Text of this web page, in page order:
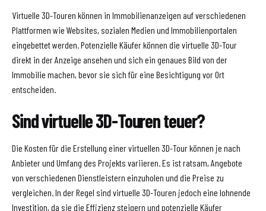
Virtuelle 3D-Touren können in Immobilienanzeigen auf verschiedenen
Plattformen wie Websites, sozialen Medien und Immobilienportalen
eingebettet werden. Potenzielle Käufer können die virtuelle 3D-Tour
direkt in der Anzeige ansehen und sich ein genaues Bild von der
Immobilie machen, bevor sie sich für eine Besichtigung vor Ort
entscheiden.
Sind virtuelle 3D-Touren teuer?
Die Kosten für die Erstellung einer virtuellen 3D-Tour können je nach
Anbieter und Umfang des Projekts variieren. Es ist ratsam, Angebote
von verschiedenen Dienstleistern einzuholen und die Preise zu
vergleichen. In der Regel sind virtuelle 3D-Touren jedoch eine lohnende
Investition, da sie die Effizienz steigern und potenzielle Käufer